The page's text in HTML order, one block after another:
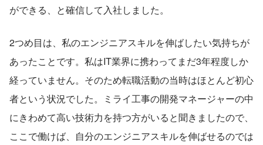
ができる、と確信して入社しました。
2つめ目は、私のエンジニアスキルを伸ばしたい気持ちが
あったことです。私はIT業界に携わってまだ3年程度しか
経っていません。そのため転職活動の当時はほとんど初心
者という状況でした。ミライ工事の開発マネージャーの中
にきわめて高い技術力を持つ方がいると聞きましたので、
ここで働けば、自分のエンジニアスキルを伸ばせるのでは